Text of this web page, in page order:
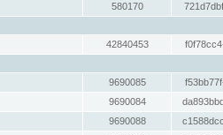
580170
42840453
9690085
9690084
9690088